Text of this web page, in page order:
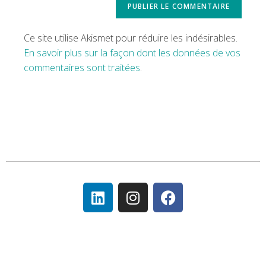
Ce site utilise Akismet pour réduire les indésirables.
En savoir plus sur la façon dont les données de vos
commentaires sont traitées.